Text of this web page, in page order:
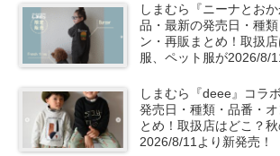
しまむら『ニーナとお
品・最新の発売日・種
ン・再販まとめ！取扱
服、ペット服が2026/8/
しまむら『deee』コラ
発売日・種類・品番・
とめ！取扱店はどこ？
2026/8/11より新発売！